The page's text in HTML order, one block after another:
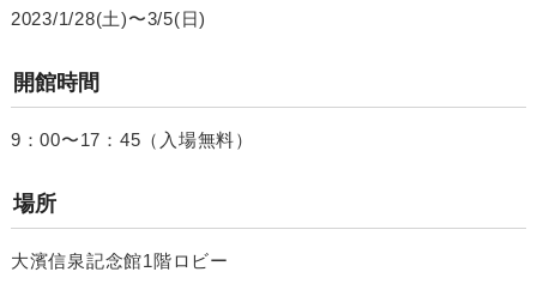
2023/1/28(土)〜3/5(日)
開館時間
9：00〜17：45（入場無料）
場所
大濱信泉記念館1階ロビー